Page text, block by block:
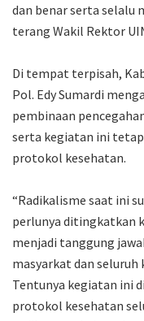
dan benar serta selalu
terang Wakil Rektor
Di tempat terpisah,
Pol. Edy Sumardi
pembinaan
serta kegiatan ini
protokol kesehatan.
“Radikalisme saat ini
perlunya ditingkatkan
menjadi tanggung
masyarkat dan seluruh
Tentunya kegiatan ini
protokol kesehatan